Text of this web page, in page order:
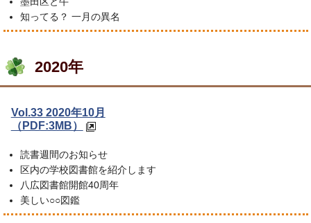
知ってる？ 一月の異名
2020年
Vol.33 2020年10月
（PDF:3MB）
読書週間のお知らせ
区内の学校図書館を紹介します
八広図書館開館40周年
美しい○○図鑑